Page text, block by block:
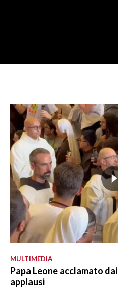
MULTIMEDIA
Papa Leone acclamato
applausi